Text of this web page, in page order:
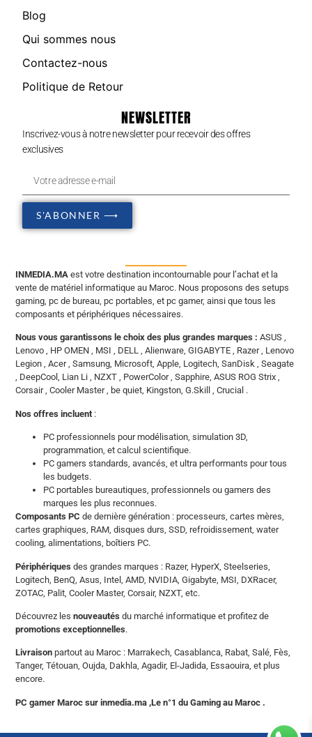
Blog
Qui sommes nous
Contactez-nous
Politique de Retour
NEWSLETTER
Inscrivez-vous à notre newsletter pour recevoir des offres
exclusives
S'ABONNER ⟶
INMEDIA.MA est votre destination incontournable pour l’achat et la
vente de matériel informatique au Maroc. Nous proposons des setups
gaming, pc de bureau, pc portables, et pc gamer, ainsi que tous les
composants et périphériques nécessaires.
Nous vous garantissons le choix des plus grandes marques : ASUS ,
Lenovo , HP OMEN , MSI , DELL , Alienware, GIGABYTE , Razer , Lenovo
Legion , Acer , Samsung, Microsoft, Apple, Logitech, SanDisk , Seagate
, DeepCool, Lian Li , NZXT , PowerColor , Sapphire, ASUS ROG Strix ,
Corsair , Cooler Master , be quiet, Kingston, G.Skill , Crucial .
Nos offres incluent :
PC professionnels pour modélisation, simulation 3D,
programmation, et calcul scientifique.
PC gamers standards, avancés, et ultra performants pour tous
les budgets.
PC portables bureautiques, professionnels ou gamers des
marques les plus reconnues.
Composants PC de dernière génération : processeurs, cartes mères,
cartes graphiques, RAM, disques durs, SSD, refroidissement, water
cooling, alimentations, boîtiers PC.
Périphériques des grandes marques : Razer, HyperX, Steelseries,
Logitech, BenQ, Asus, Intel, AMD, NVIDIA, Gigabyte, MSI, DXRacer,
ZOTAC, Palit, Cooler Master, Corsair, NZXT, etc.
Découvrez lesnouveautés du marché informatique et profitez de
promotions exceptionnelles.
Livraison partout au Maroc : Marrakech, Casablanca, Rabat, Salé, Fès,
Tanger, Tétouan, Oujda, Dakhla, Agadir, El-Jadida, Essaouira, et plus
encore.
PC gamer Maroc sur inmedia.ma ,Le n°1 du Gaming au Maroc .